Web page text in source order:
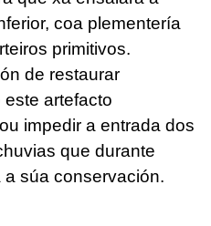
coa plementería
primitivos.
de restaurar
artefacto
impedir a entrada dos
que durante
súa conservación.